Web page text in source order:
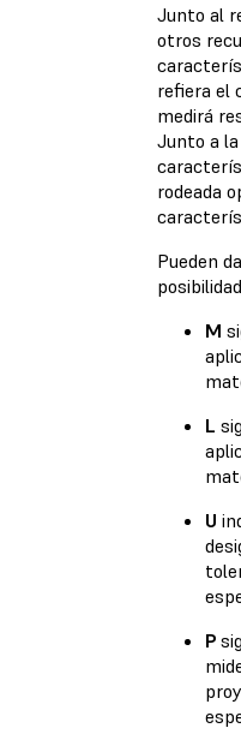
Junto al
otros
refiera el
medirá
Junto a
rodeada
Pueden
M
L
U
P